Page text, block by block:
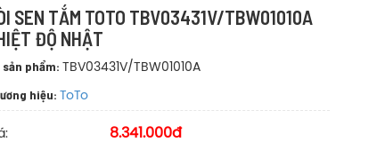
SEN TẮM TOTO TBV03431V/TBW01010A
ĐỘ NHẬT
sản phẩm:TBV03431V/TBW01010A
hiệu:ToTo
8.341.000đ